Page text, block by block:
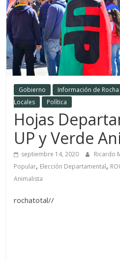
Gobierno Información de Rocha
Locales
Política
Hojas
UP y Verde
septiembre 14, 2020 Ricardo
Popular, Elección Departamental,
Animalista
rochatotal//